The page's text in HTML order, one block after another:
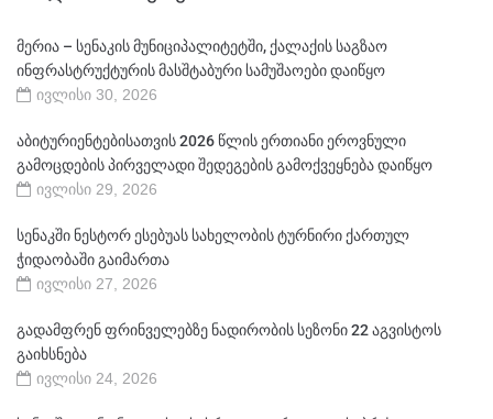
მერია – სენაკის მუნიციპალიტეტში, ქალაქის საგზაო
ინფრასტრუქტურის მასშტაბური სამუშაოები დაიწყო
ივლისი 30, 2026
აბიტურიენტებისათვის 2026 წლის ერთიანი ეროვნული
გამოცდების პირველადი შედეგების გამოქვეყნება დაიწყო
ივლისი 29, 2026
სენაკში ნესტორ ესებუას სახელობის ტურნირი ქართულ
ჭიდაობაში გაიმართა
ივლისი 27, 2026
გადამფრენ ფრინველებზე ნადირობის სეზონი 22 აგვისტოს
გაიხსნება
ივლისი 24, 2026